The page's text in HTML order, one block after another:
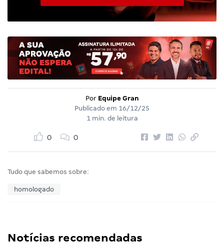
Por Equipe Gran
Publicado em 16/12/25
1 min. de leitura
0 0
Tudo que sabemos sobre:
homologado
Notícias recomendadas